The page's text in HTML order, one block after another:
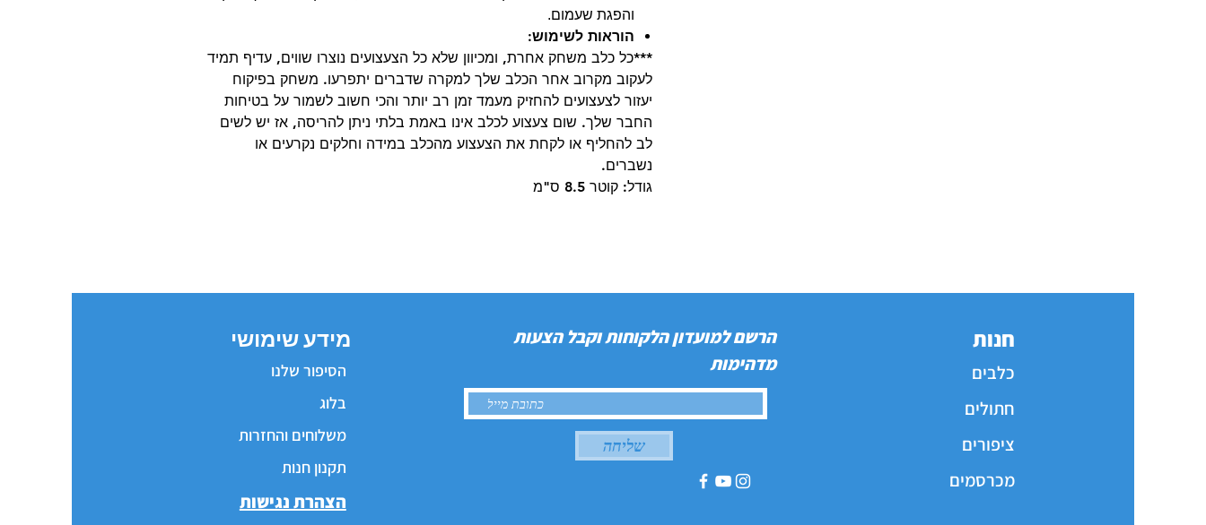
והפגת שעמום.
הוראות לשימוש:
***כל כלב משחק אחרת, ומכיוון שלא כל הצעצועים נוצרו שווים, עדיף תמיד
לעקוב מקרוב אחר הכלב שלך למקרה שדברים יתפרעו. משחק בפיקוח
יעזור לצעצועים להחזיק מעמד זמן רב יותר והכי חשוב לשמור על בטיחות
החבר שלך. שום צעצוע לכלב אינו באמת בלתי ניתן להריסה, אז יש לשים
לב להחליף או לקחת את הצעצוע מהכלב במידה וחלקים נקרעים או
נשברים.
גודל: קוטר 8.5 ס"מ
מידע שימושי
הסיפור שלנו
בלוג
משלוחים והחזרות
תקנון חנות
הצהרת נגישות
הרשם למועדון הלקוחות וקבל הצעות
מדהימות
שליחה
חנות
כלבים
חתולים
ציפורים
מכרסמים